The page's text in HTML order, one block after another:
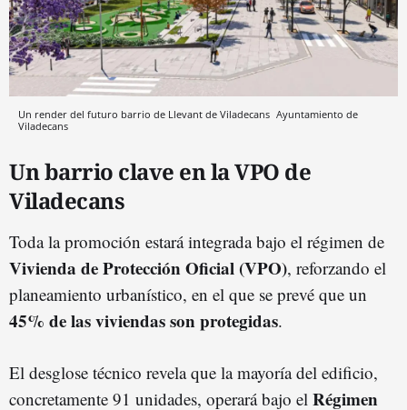
Un render del futuro barrio de Llevant de Viladecans Ayuntamiento de
Viladecans
Un barrio clave en la VPO de
Viladecans
Toda la promoción estará integrada bajo el régimen de
Vivienda de Protección Oficial (VPO), reforzando el
planeamiento urbanístico, en el que se prevé que un
45% de las viviendas son protegidas.
El desglose técnico revela que la mayoría del edificio,
concretamente 91 unidades, operará bajo el Régimen